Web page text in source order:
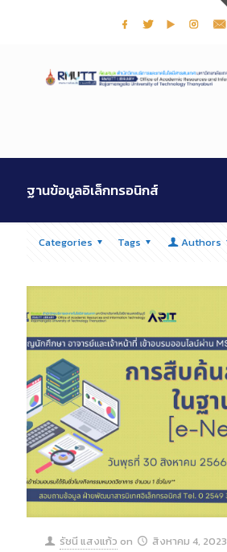
ฐานข้อมูลอิเล็กทรอนิกส์
Categories Tags Authors
รัชนี แสงแก้ว on สิงหาคม 4, 2023